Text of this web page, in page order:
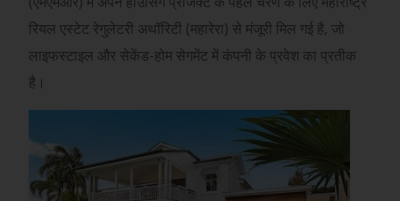
रियल एस्टेट रेगुलेटरी अथॉरिटी (महारेरा) से मंजूरी मिल गई है, जो
लाइफस्टाइल और सेकेंड-होम सेगमेंट में कंपनी के प्रवेश का प्रतीक
है।